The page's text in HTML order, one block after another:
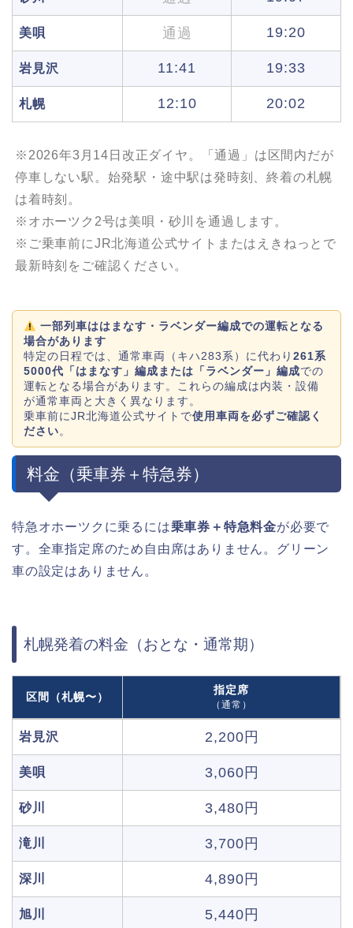
美唄 通過 19:20
岩見沢 11:41 19:33
札幌 12:10 20:02
※2026年3月14日改正ダイヤ。「通過」は区間内だが
停車しない駅。始発駅・途中駅は発時刻、終着の札幌
は着時刻。
※オホーツク2号は美唄・砂川を通過します。
※ご乗車前にJR北海道公式サイトまたはえきねっとで
最新時刻をご確認ください。
一部列車ははまなす・ラベンダー編成での運転となる
場合があります
特定の日程では、通常車両（キハ283系）に代わり 261系
5000代「はまなす」編成または「ラベンダー」編成での
運転となる場合があります。これらの編成は内装・設備
が通常車両と大きく異なります。
乗車前にJR北海道公式サイトで使用車両を必ずご確認く
ださい。
料金（乗車券＋特急券）
特急オホーツクに乗るには乗車券＋特急料金が必要で
す。全車指定席のため自由席はありません。グリーン
車の設定はありません。
札幌発着の料金（おとな・通常期）
区間（札幌〜）
指定席
（通常）
岩見沢 2,200円
美唄 3,060円
砂川 3,480円
滝川 3,700円
深川 4,890円
旭川 5,440円